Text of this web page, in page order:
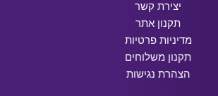
יצירת קשר
תקנון אתר
מדיניות פרטיות
תקנון משלוחים
הצהרת נגישות